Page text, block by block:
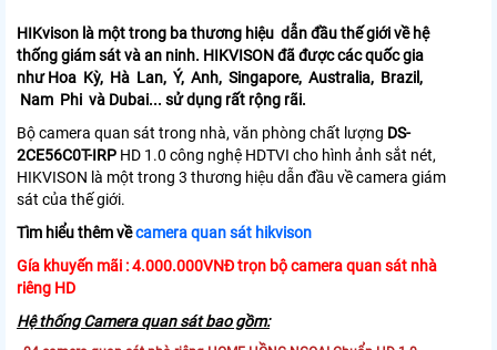
HIKvison là một trong ba thương hiệu dẫn đầu thế giới về hệ
thống giám sát và an ninh. HIKVISON đã được các quốc gia
như Hoa Kỳ, Hà Lan, Ý, Anh, Singapore, Australia, Brazil,
Nam Phi và Dubai... sử dụng rất rộng rãi.
Bộ camera quan sát trong nhà, văn phòng chất lượng DS-
2CE56C0T-IRP HD 1.0 công nghệ HDTVI cho hình ảnh sắt nét,
HIKVISON là một trong 3 thương hiệu dẫn đầu về camera giám
sát của thế giới.
Tìm hiểu thêm vềcamera quan sát hikvison
Gía khuyến mãi : 4.000.000VNĐ trọn bộ camera quan sát nhà
riêng HD
Hệ thống Camera quan sát bao gồm: